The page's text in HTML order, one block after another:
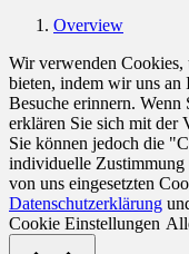
Overview
Wir verwenden Cookies,
bieten, indem wir uns an
Besuche erinnern.
erklären Sie sich mit der
Sie können jedoch die
individuelle Zustimmung
von uns eingesetzten
Datenschutzerklärung
Cookie Einstellungen